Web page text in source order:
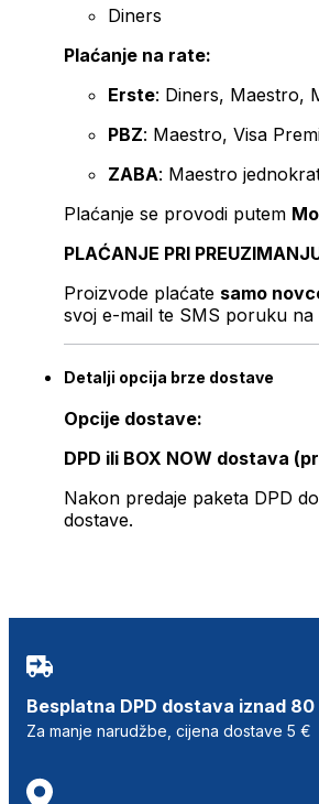
Diners
Plaćanje na rate:
Erste: Diners, Maestro,
PBZ: Maestro, Visa
ZABA: Maestro
Plaćanje se provodi putem
PLAĆANJE PRI
Proizvode plaćate samo
svoj e-mail te SMS poruku na
Detalji opcija brze dostave
Opcije dostave:
DPD ili BOX NOW dostava
Nakon predaje paketa DPD
dostave.
Besplatna DPD dostava iznad 80
Za manje narudžbe, cijena dostave 5 €